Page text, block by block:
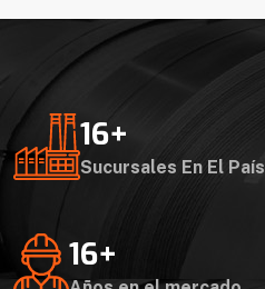
16+
Sucursales En El País
16+